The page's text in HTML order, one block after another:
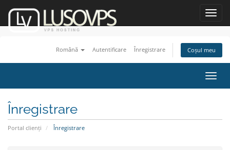
Română Autentificare Înregistrare Coșul meu
Înregistrare
Portal clienți Înregistrare